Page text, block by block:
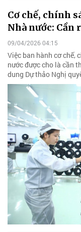
Cơ chế, chính
Nhà nước:
09/04/2026 04:15
Việc ban hành cơ chế,
nước được cho là cần
dung Dự thảo Nghị